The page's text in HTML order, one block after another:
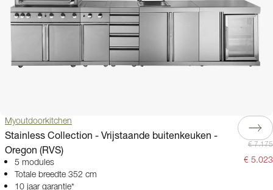
Myoutdoorkitchen
Stainless Collection - Vrijstaande buitenkeuken -
Oregon (RVS)
5 modules
Totale breedte 352 cm
10 jaar garantie*
€ 7.175
€ 5.023